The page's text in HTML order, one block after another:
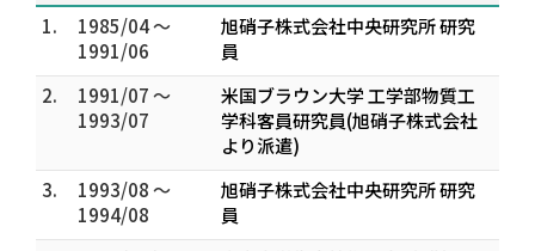
1.
1985/04 ～
1991/06
旭硝子株式会社中央研究所 研究
員
2.
1991/07 ～
1993/07
米国ブラウン大学 工学部物質工
学科客員研究員(旭硝子株式会社
より派遣)
3.
1993/08 ～
1994/08
旭硝子株式会社中央研究所 研究
員